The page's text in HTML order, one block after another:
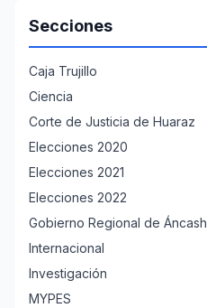
Secciones
Caja Trujillo
Ciencia
Corte de Justicia de Huaraz
Elecciones 2020
Elecciones 2021
Elecciones 2022
Gobierno Regional de Áncash
Internacional
Investigación
MYPES